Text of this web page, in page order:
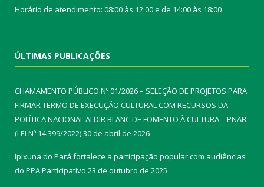
Horário de atendimento: 08:00 às 12:00 e de 14:00 às 18:00
ÚLTIMAS PUBLICAÇÕES
CHAMAMENTO PÚBLICO Nº 01/2026 – SELEÇÃO DE PROJETOS PARA
FIRMAR TERMO DE EXECUÇÃO CULTURAL COM RECURSOS DA
POLÍTICA NACIONAL ALDIR BLANC DE FOMENTO À CULTURA – PNAB
(LEI Nº 14.399/2022)30 de abril de 2026
Ipixuna do Pará fortalece a participação popular com audiências
do PPA Participativo 23 de outubro de 2025